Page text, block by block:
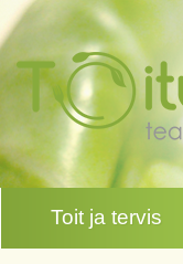
Toit ja tervis